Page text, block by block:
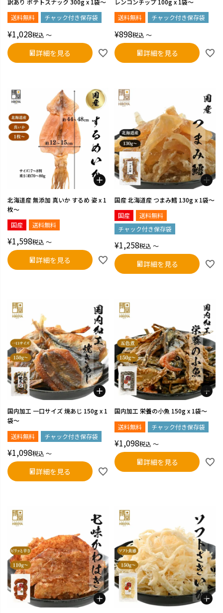
訳あり ポテトスナック 300g x 1袋～
送料無料
チャック付き保存袋
¥1,028税込 〜
詳細を見る
レンコンチップ 100g x 1袋～
送料無料
チャック付き保存袋
¥898税込 〜
詳細を見る
北海道産 無添加 真いか するめ 姿 x 1
枚～
国産
送料無料
¥1,598税込 〜
詳細を見る
国産 北海道産 つまみ鱈 130g x 1袋～
国産
送料無料
チャック付き保存袋
¥1,258税込 〜
詳細を見る
国内加工 一口サイズ 焼あじ 150g x 1
袋～
送料無料
チャック付き保存袋
¥1,098税込 〜
詳細を見る
国内加工 栄養の小魚 150g x 1袋～
送料無料
チャック付き保存袋
¥1,098税込 〜
詳細を見る